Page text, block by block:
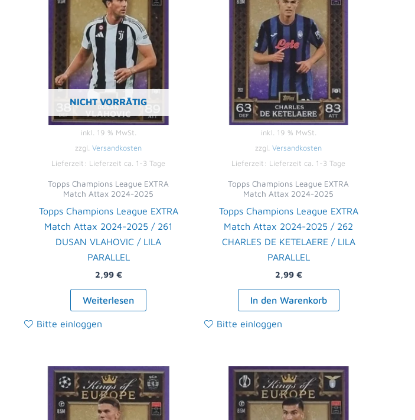
NICHT VORRÄTIG
inkl. 19 % MwSt.
zzgl. Versandkosten
Lieferzeit: Lieferzeit ca. 1-3 Tage
Topps Champions League EXTRA
Match Attax 2024-2025
Topps Champions League EXTRA
Match Attax 2024-2025 / 261
DUSAN VLAHOVIC / LILA
PARALLEL
2,99 €
Weiterlesen
Bitte einloggen
inkl. 19 % MwSt.
zzgl. Versandkosten
Lieferzeit: Lieferzeit ca. 1-3 Tage
Topps Champions League EXTRA
Match Attax 2024-2025
Topps Champions League EXTRA
Match Attax 2024-2025 / 262
CHARLES DE KETELAERE / LILA
PARALLEL
2,99 €
In den Warenkorb
Bitte einloggen